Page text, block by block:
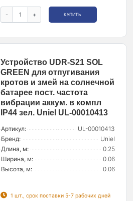
- + КУПИТЬ
Устройство UDR-S21 SOL
GREEN для отпугивания
кротов и змей на солнечной
батарее пост. частота
вибрации аккум. в компл
IP44 зел. Uniel UL-00010413
Артикул:
UL-00010413
Бренд:
Uniel
Длина, м:
0.25
Ширина, м:
0.06
Высота, м:
0.06
1 шт., срок поставки 5-7 рабочих дней